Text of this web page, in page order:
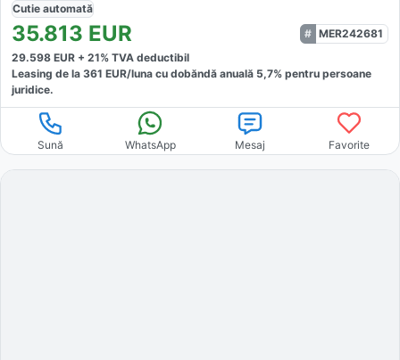
Cutie automată
35.813 EUR
MER242681
29.598 EUR + 21% TVA deductibil
Leasing de la 361 EUR/luna cu dobăndă anuală 5,7% pentru persoane
juridice.
Sună WhatsApp Mesaj Favorite